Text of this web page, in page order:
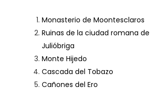
Monasterio de Moontesclaros
Ruinas de la ciudad romana de
Julióbriga
Monte Hijedo
Cascada del Tobazo
Cañones del Ero